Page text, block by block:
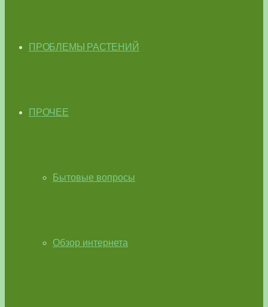
ПРОБЛЕМЫ РАСТЕНИЙ
ПРОЧЕЕ
Бытовые вопросы
Обзор интернета